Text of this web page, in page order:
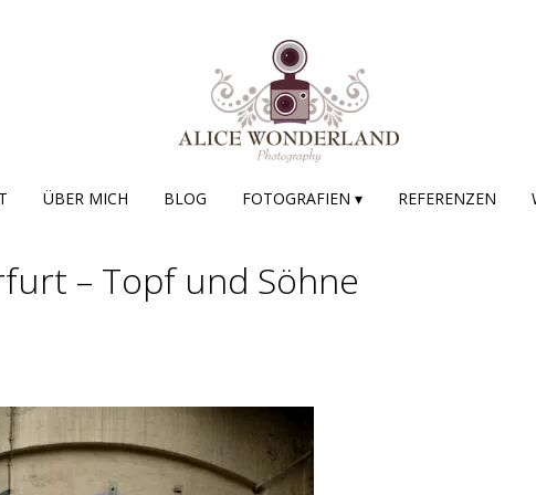
ÜBER MICH BLOG FOTOGRAFIEN ▾ REFERENZEN
– Topf und Söhne